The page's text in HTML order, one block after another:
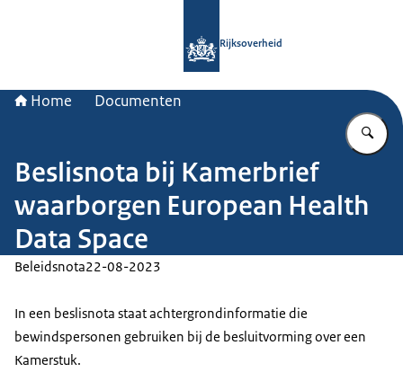
Rijksoverheid
Home Documenten
Beslisnota bij Kamerbrief
waarborgen European Health
Data Space
Beleidsnota22-08-2023
In een beslisnota staat achtergrondinformatie die
bewindspersonen gebruiken bij de besluitvorming over een
Kamerstuk.